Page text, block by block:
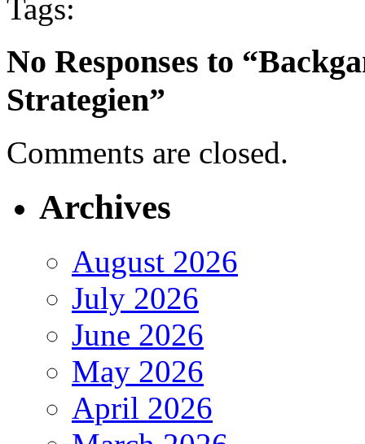
Tags:
No Responses to
Strategien”
Comments are closed.
Archives
August 2026
July 2026
June 2026
May 2026
April 2026